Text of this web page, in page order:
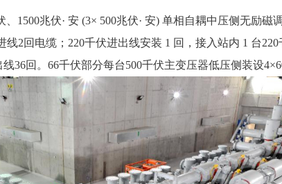
兆伏· 安 (3× 500兆伏· 安) 单相自耦中压侧无励磁
2回电缆；220千伏进出线安装 1 回，接入站内 1 台
36回。66千伏部分每台500千伏主变压器低压侧装设